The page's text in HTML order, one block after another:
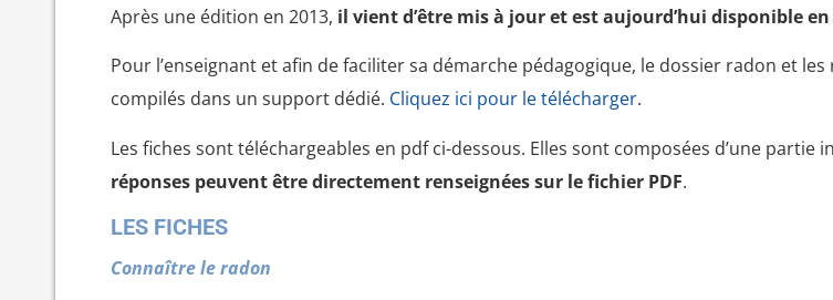
Après une édition en 2013, il vient d’être mis à jour et est aujourd’hui disponible
Pour l’enseignant et afin de faciliter sa démarche pédagogique, le dossier radon et
compilés dans un support dédié. Cliquez ici pour le télécharger.
Les fiches sont téléchargeables en pdf ci-dessous. Elles sont composées d’une partie
réponses peuvent être directement renseignées sur le fichier PDF.
LES FICHES
Connaître le radon